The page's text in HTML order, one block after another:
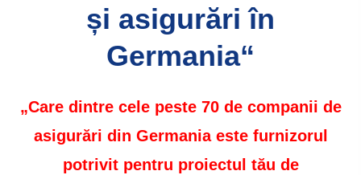
și asigurări în
Germania“
„Care dintre cele peste 70 de companii de
asigurări din Germania este furnizorul
potrivit pentru proiectul tău de